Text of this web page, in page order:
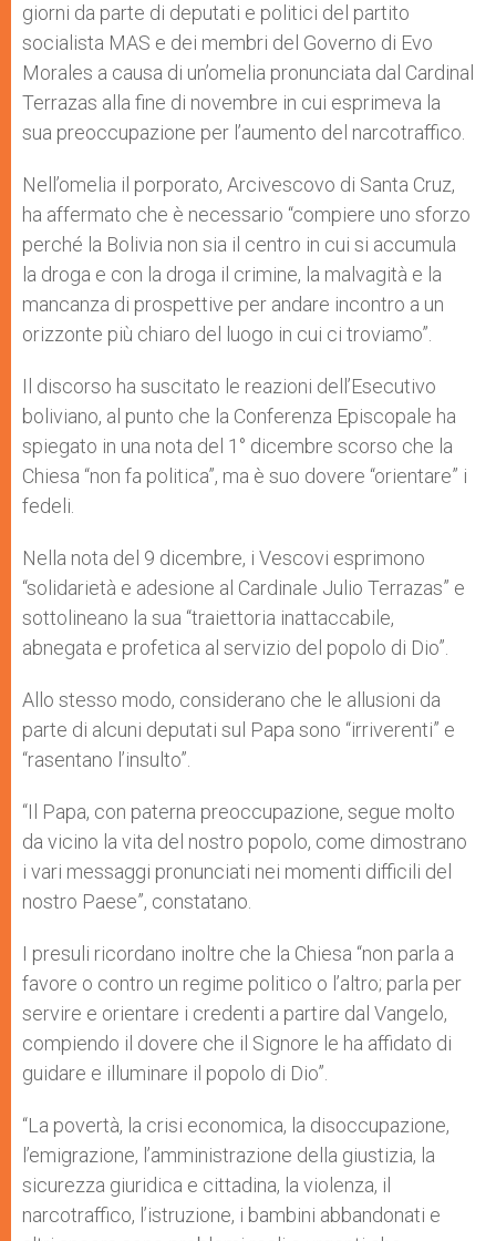
giorni da parte di deputati e politici del partito
socialista MAS e dei membri del Governo di Evo
Morales a causa di un’omelia pronunciata dal Cardinal
Terrazas alla fine di novembre in cui esprimeva la
sua preoccupazione per l’aumento del narcotraffico.
Nell’omelia il porporato, Arcivescovo di Santa Cruz,
ha affermato che è necessario “compiere uno sforzo
perché la Bolivia non sia il centro in cui si accumula
la droga e con la droga il crimine, la malvagità e la
mancanza di prospettive per andare incontro a un
orizzonte più chiaro del luogo in cui ci troviamo”.
Il discorso ha suscitato le reazioni dell’Esecutivo
boliviano, al punto che la Conferenza Episcopale ha
spiegato in una nota del 1° dicembre scorso che la
Chiesa “non fa politica”, ma è suo dovere “orientare” i
fedeli.
Nella nota del 9 dicembre, i Vescovi esprimono
“solidarietà e adesione al Cardinale Julio Terrazas” e
sottolineano la sua “traiettoria inattaccabile,
abnegata e profetica al servizio del popolo di Dio”.
Allo stesso modo, considerano che le allusioni da
parte di alcuni deputati sul Papa sono “irriverenti” e
“rasentano l’insulto”.
“Il Papa, con paterna preoccupazione, segue molto
da vicino la vita del nostro popolo, come dimostrano
i vari messaggi pronunciati nei momenti difficili del
nostro Paese”, constatano.
I presuli ricordano inoltre che la Chiesa “non parla a
favore o contro un regime politico o l’altro; parla per
servire e orientare i credenti a partire dal Vangelo,
compiendo il dovere che il Signore le ha affidato di
guidare e illuminare il popolo di Dio”.
“La povertà, la crisi economica, la disoccupazione,
l’emigrazione, l’amministrazione della giustizia, la
sicurezza giuridica e cittadina, la violenza, il
narcotraffico, l’istruzione, i bambini abbandonati e